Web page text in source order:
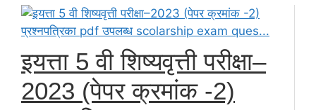
इयत्ता 5 वी शिष्यवृत्ती परीक्षा–
2023 (पेपर क्रमांक -2)